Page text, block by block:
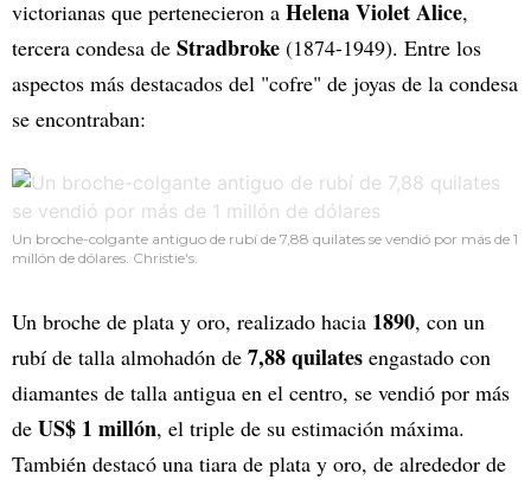
victorianas que pertenecieron a Helena Violet Alice,
tercera condesa de Stradbroke (1874-1949). Entre los
aspectos más destacados del "cofre" de joyas de la condesa
se encontraban:
Un broche-colgante antiguo de rubí de 7,88 quilates se vendió por más de 1
millón de dólares. Christie's.
Un broche de plata y oro, realizado hacia 1890, con un
rubí de talla almohadón de 7,88 quilates engastado con
diamantes de talla antigua en el centro, se vendió por más
de US$ 1 millón, el triple de su estimación máxima.
También destacó una tiara de plata y oro, de alrededor de